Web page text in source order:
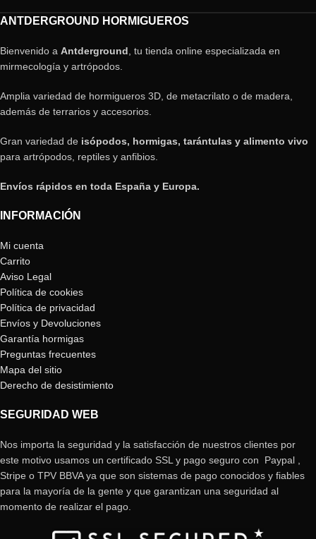
ANTDERGROUND HORMIGUEROS
Bienvenido a Antderground , tu tienda online especializada en
mirmecología y artrópodos.
Amplia variedad de hormigueros 3D, de metacrilato o de madera,
además de terrarios y accesorios.
Gran variedad de isópodos, hormigas, tarántulas y alimento vivo
para artrópodos, reptiles y anfibios.
Envíos rápidos en toda España y Europa.
INFORMACIÓN
Mi cuenta
Carrito
Aviso Legal
Política de cookies
Política de privacidad
Envíos y Devoluciones
Garantía hormigas
Preguntas frecuentes
Mapa del sitio
Derecho de desistimiento
SEGURIDAD WEB
Nos importa la seguridad y la satisfacción de nuestros clientes por
este motivo usamos un certificado SSL y pago seguro con Paypal ,
Stripe o TPV BBVA ya que son sistemas de pago conocidos y fiables
para la mayoría de la gente y que garantizan una seguridad al
momento de realizar el pago.